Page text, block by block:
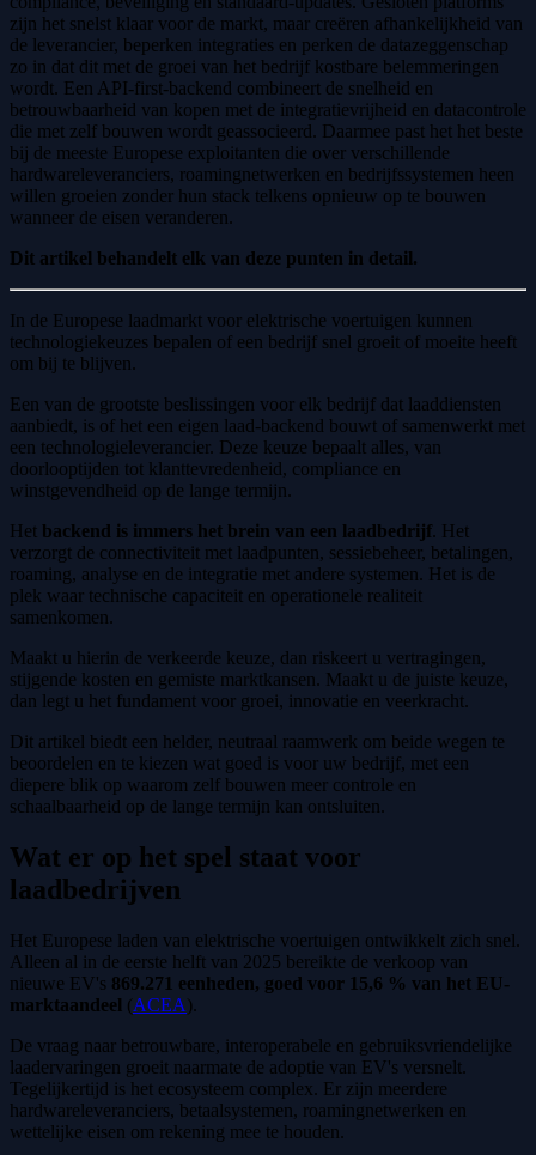
zijn het snelst klaar voor de markt, maar creëren afhankelijkheid van
de leverancier, beperken integraties en perken de datazeggenschap
zo in dat dit met de groei van het bedrijf kostbare belemmeringen
wordt. Een API-first-backend combineert de snelheid en
betrouwbaarheid van kopen met de integratievrijheid en datacontrole
die met zelf bouwen wordt geassocieerd. Daarmee past het het beste
bij de meeste Europese exploitanten die over verschillende
hardwareleveranciers, roamingnetwerken en bedrijfssystemen heen
willen groeien zonder hun stack telkens opnieuw op te bouwen
wanneer de eisen veranderen.
Dit artikel behandelt elk van deze punten in detail.
In de Europese laadmarkt voor elektrische voertuigen kunnen
technologiekeuzes bepalen of een bedrijf snel groeit of moeite heeft
om bij te blijven.
Een van de grootste beslissingen voor elk bedrijf dat laaddiensten
aanbiedt, is of het een eigen laad-backend bouwt of samenwerkt met
een technologieleverancier. Deze keuze bepaalt alles, van
doorlooptijden tot klanttevredenheid, compliance en
winstgevendheid op de lange termijn.
Het backend is immers het brein van een laadbedrijf. Het
verzorgt de connectiviteit met laadpunten, sessiebeheer, betalingen,
roaming, analyse en de integratie met andere systemen. Het is de
plek waar technische capaciteit en operationele realiteit
samenkomen.
Maakt u hierin de verkeerde keuze, dan riskeert u vertragingen,
stijgende kosten en gemiste marktkansen. Maakt u de juiste keuze,
dan legt u het fundament voor groei, innovatie en veerkracht.
Dit artikel biedt een helder, neutraal raamwerk om beide wegen te
beoordelen en te kiezen wat goed is voor uw bedrijf, met een
diepere blik op waarom zelf bouwen meer controle en
schaalbaarheid op de lange termijn kan ontsluiten.
Wat er op het spel staat voor
laadbedrijven
Het Europese laden van elektrische voertuigen ontwikkelt zich snel.
Alleen al in de eerste helft van 2025 bereikte de verkoop van
nieuwe EV's 869.271 eenheden, goed voor 15,6 % van het EU-
marktaandeel (ACEA ).
De vraag naar betrouwbare, interoperabele en gebruiksvriendelijke
laadervaringen groeit naarmate de adoptie van EV's versnelt.
Tegelijkertijd is het ecosysteem complex. Er zijn meerdere
hardwareleveranciers, betaalsystemen, roamingnetwerken en
wettelijke eisen om rekening mee te houden.